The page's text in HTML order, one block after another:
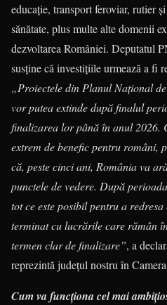
educație, transport feroviar, rutier
sănătate, plus multe alte domenii
dezvoltarea României. Deputatul
susține că investițiile urmează a fi
„Proiectele din Planul Național
vor putea extinde după finalul
finalizarea lor până în anul 2026.
extrem de benefic pentru români,
că, peste cinci ani, România va
punctele de vedere. După
tot ce este posibil pentru a
terminat cu lucrările care rămân
termen clar de finalizare”, a
reprezintă județul nostru în
Cum va funcționa cel mai